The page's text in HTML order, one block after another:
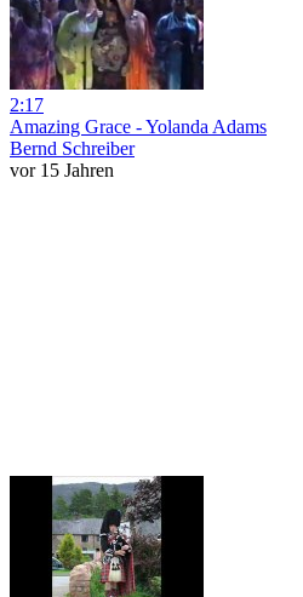
2:17
Amazing Grace - Yolanda Adams
Bernd Schreiber
vor 15 Jahren